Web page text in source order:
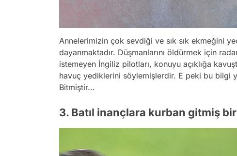
Annelerimizin çok sevdiği ve sık sık ekmeğini
dayanmaktadır. Düşmanlarını öldürmek için
istemeyen İngiliz pilotları, konuyu açıklığa
havuç yediklerini söylemişlerdir. E peki bu bilgi
Bitmiştir...
3. Batıl inançlara kurban gitmiş